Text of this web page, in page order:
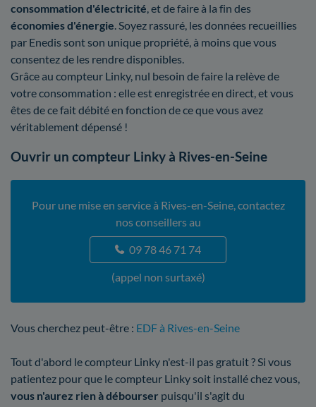
consommation d'électricité , et de faire à la fin des
économies d'énergie . Soyez rassuré, les données recueillies
par Enedis sont son unique propriété, à moins que vous
consentez de les rendre disponibles.
Grâce au compteur Linky, nul besoin de faire la relève de
votre consommation : elle est enregistrée en direct, et vous
êtes de ce fait débité en fonction de ce que vous avez
véritablement dépensé !
Ouvrir un compteur Linky à Rives-en-Seine
Pour une mise en service à Rives-en-Seine, contactez
nos conseillers au
09 78 46 71 74
(appel non surtaxé)
Vous cherchez peut-être : EDF à Rives-en-Seine
Tout d'abord le compteur Linky n'est-il pas gratuit ? Si vous
patientez pour que le compteur Linky soit installé chez vous,
vous n'aurez rien à débourser puisqu'il s'agit du